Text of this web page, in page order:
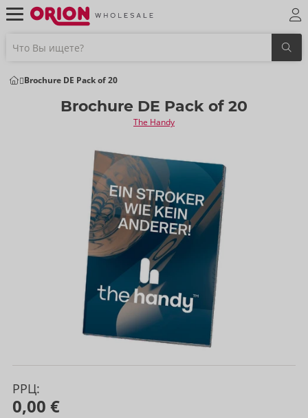
Brochure DE Pack of 20
Brochure DE Pack of 20
The Handy
РРЦ:
0,00 €